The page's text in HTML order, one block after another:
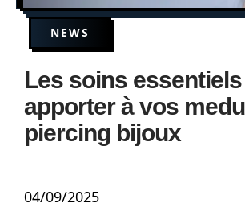
NEWS
Les soins
apporter à vos
piercing bijoux
04/09/2025